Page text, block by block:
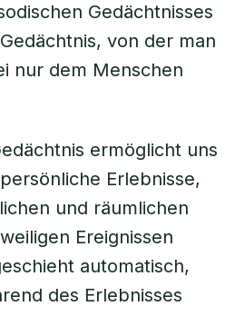
Gedächtnisses
von der man
nur dem Menschen
ermöglicht uns
Erlebnisse,
und räumlichen
Ereignissen
automatisch,
des Erlebnisses